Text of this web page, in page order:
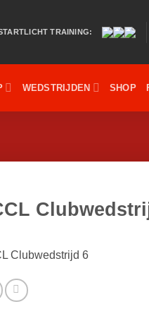
TRAINING:
WEDSTRIJDEN SHOP
Clubwedstrijd 6